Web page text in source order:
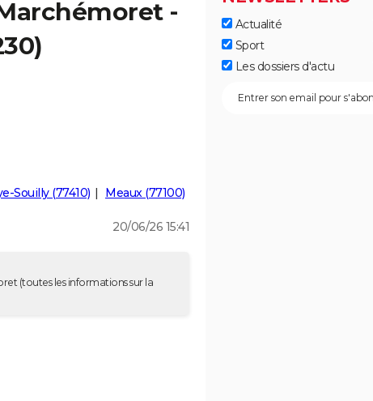
-
Souilly (77410) Meaux (77100)
20/06/26 15:41
(toutes les informations sur la
Actualité
Sport
Les dossiers d'actu